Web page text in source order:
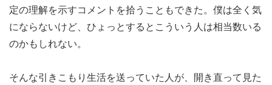
定の理解を示すコメントを拾うこともできた。僕は全く気
にならないけど、ひょっとするとこういう人は相当数いる
のかもしれない。
そんな引きこもり生活を送っていた人が、開き直って見た